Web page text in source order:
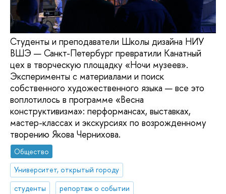
Студенты и преподаватели Школы дизайна НИУ
ВШЭ — Санкт-Петербург превратили Канатный
цех в творческую площадку «Ночи музеев».
Эксперименты с материалами и поиск
собственного художественного языка — все это
воплотилось в программе «Весна
конструктивизма»: перформансах, выставках,
мастер-классах и экскурсиях по возрожденному
творению Якова Чернихова.
Общество
Университет, открытый городу
студенты
репортаж о событии